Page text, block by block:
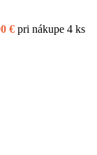
€ pri nákupe 4 ks